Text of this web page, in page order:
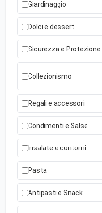
Giardinaggio
Dolci e dessert
Sicurezza e Protezione
Collezionismo
Regali e accessori
Condimenti e Salse
Insalate e contorni
Pasta
Antipasti e Snack